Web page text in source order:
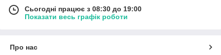
Сьогодні працює з 08:30 до 19:00
Показати весь графік роботи
Про нас